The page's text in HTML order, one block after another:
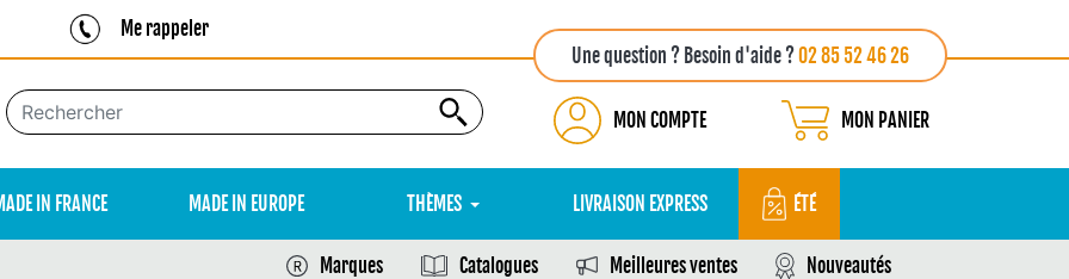
Me rappeler
Une question ? Besoin d'aide ?02 85 52 46 26
MON COMPTE MON PANIER
IN FRANCE MADE IN EUROPE THÈMES LIVRAISON EXPRESS ÉTÉ
Marques Catalogues Meilleures ventes Nouveautés